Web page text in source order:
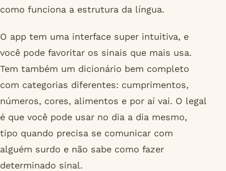
como funciona a estrutura da língua.
O app tem uma interface super intuitiva, e
você pode favoritar os sinais que mais usa.
Tem também um dicionário bem completo
com categorias diferentes: cumprimentos,
números, cores, alimentos e por aí vai. O legal
é que você pode usar no dia a dia mesmo,
tipo quando precisa se comunicar com
alguém surdo e não sabe como fazer
determinado sinal.